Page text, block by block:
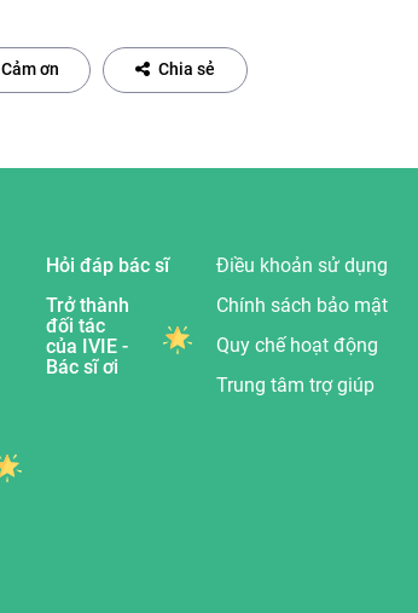
Cảm ơn Chia sẻ
Hỏi đáp bác sĩ
Trở thành
đối tác
của IVIE -
Bác sĩ ơi
Điều khoản sử dụng
Chính sách bảo mật
Quy chế hoạt động
Trung tâm trợ giúp